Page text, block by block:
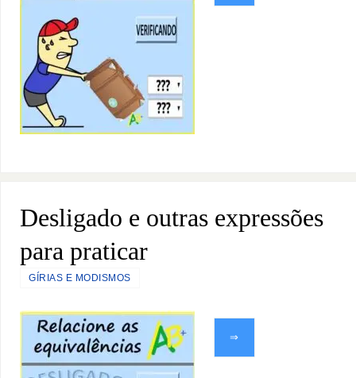
Desligado e outras expressões
para praticar
GÍRIAS E MODISMOS
⇒